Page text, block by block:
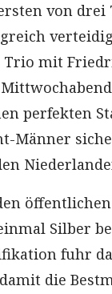
von drei
Trio mit
perfekten
Männer
Silber
fuhr
die